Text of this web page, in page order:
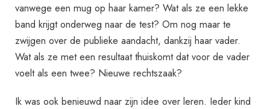
vanwege een mug op haar kamer? Wat als ze een lekke
band krijgt onderweg naar de test? Om nog maar te
zwijgen over de publieke aandacht, dankzij haar vader.
Wat als ze met een resultaat thuiskomt dat voor de vader
voelt als een twee? Nieuwe rechtszaak?
Ik was ook benieuwd naar zijn idee over leren. Ieder kind